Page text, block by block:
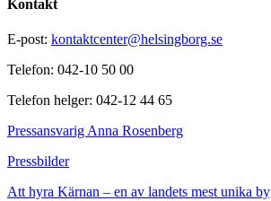
Kontakt
E-post: kontaktcenter@helsingborg.se
Telefon: 042-10 50 00
Telefon helger: 042-12 44 65
Pressansvarig Anna Rosenberg
Pressbilder
Att hyra Kärnan – en av landets mest unika